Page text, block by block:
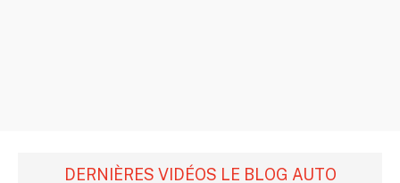
DERNIÈRES VIDÉOS LE BLOG AUTO